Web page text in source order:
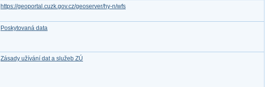
https://geoportal.cuzk.gov.cz/geoserver/hy-n/wfs
Poskytovaná data
Zásady užívání dat a služeb ZÚ